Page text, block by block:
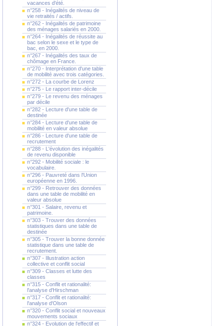
vacances d'été.
n°258 - Inégalités de niveau de
vie retraités / actifs.
n°262 - Inégalités de patrimoine
des ménages salariés en 2000.
n°264 - Inégalités de réussite au
bac selon le sexe et le type de
bac, en 2000.
n°267 - Inégalités des taux de
chômage en France.
n°270 - Interprétation d'une table
de mobilité avec trois catégories.
n°272 - La courbe de Lorenz
n°275 - Le rapport inter-décile
n°279 - Le revenu des ménages
par décile
n°282 - Lecture d'une table de
destinée
n°284 - Lecture d'une table de
mobilité en valeur absolue
n°286 - Lecture d'une table de
recrutement
n°288 - L'évolution des inégalités
de revenu disponible
n°292 - Mobilité sociale : le
vocabulaire.
n°296 - Pauvreté dans l'Union
européenne en 1996.
n°299 - Retrouver des données
dans une table de mobilité en
valeur absolue
n°301 - Salaire, revenu et
patrimoine.
n°303 - Trouver des données
statistiques dans une table de
destinée
n°305 - Trouver la bonne donnée
statistique dans une table de
recrutement.
n°307 - Illustration action
collective et conflit social
n°309 - Classes et lutte des
classes
n°315 - Conflit et rationalité:
l'analyse d'Hirschman
n°317 - Conflit et rationalité:
l'analyse d'Olson
n°320 - Conflit social et nouveaux
mouvements sociaux
n°324 - Evolution de l'effectif et